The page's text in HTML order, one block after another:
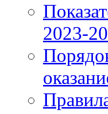
2023-